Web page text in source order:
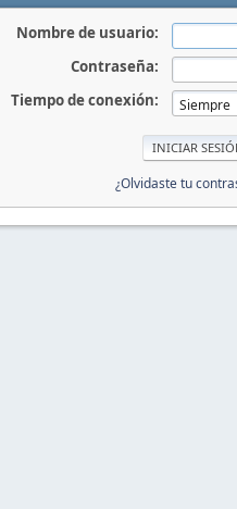
Nombre de usuario:
Contraseña:
Tiempo de conexión:
¿Olvidaste tu